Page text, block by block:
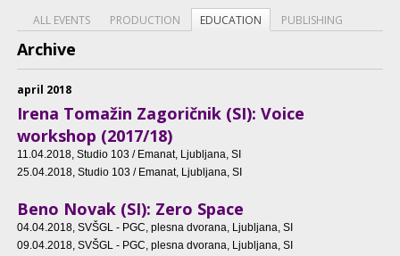
ALL EVENTS PRODUCTION EDUCATION PUBLISHING
Archive
april 2018
Irena Tomažin Zagoričnik (SI): Voice
workshop (2017/18)
11.04.2018, Studio 103 / Emanat, Ljubljana, SI
25.04.2018, Studio 103 / Emanat, Ljubljana, SI
Beno Novak (SI): Zero Space
04.04.2018, SVŠGL - PGC, plesna dvorana, Ljubljana, SI
09.04.2018, SVŠGL - PGC, plesna dvorana, Ljubljana, SI